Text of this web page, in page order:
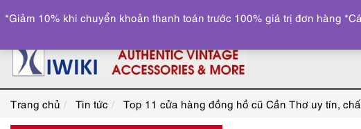
Trang chủ Tin tức Top 11 cửa hàng đồng hồ cũ Cần Thơ uy tín,
*Giảm 10% khi chuyển khoản thanh toán trước 100% giá trị đơn hàng